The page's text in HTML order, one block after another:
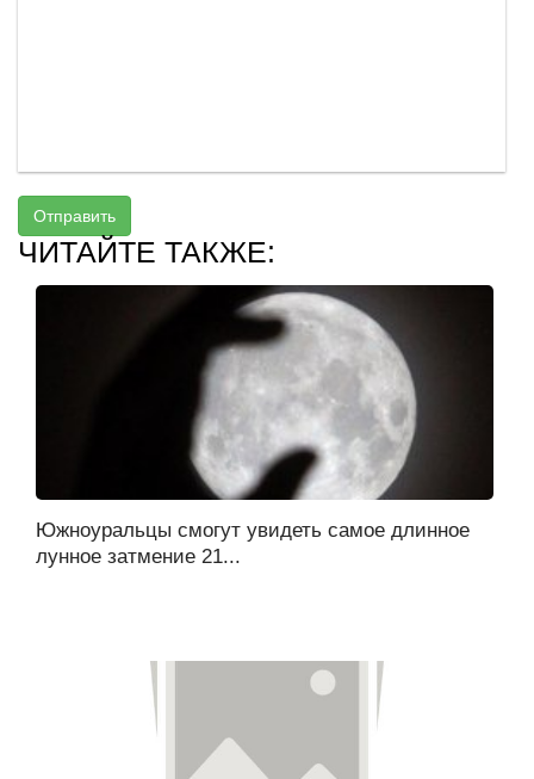
Отправить
ЧИТАЙТЕ ТАКЖЕ:
Южноуральцы смогут увидеть самое длинное
лунное затмение 21...